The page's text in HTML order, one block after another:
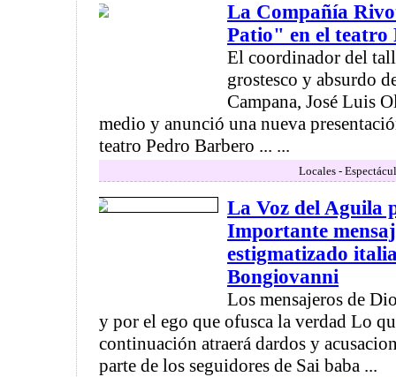
La Compañía
Patio" en el teatro
El coordinador del
grostesco y absurdo
Campana, José Luis
medio y anunció una nueva
teatro Pedro Barbero ... ...
Locales -
La Voz del Aguila
Importante
estigmatizado
Bongiovanni
Los mensajeros de
y por el ego que ofusca la verdad Lo
continuación atraerá dardos y
parte de los seguidores de Sai baba ...